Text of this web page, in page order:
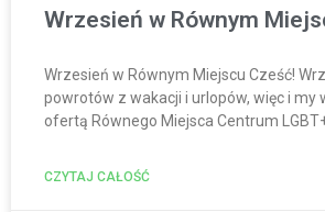
Wrzesień w Równym
Wrzesień w Równym Miejscu Cześć!
powrotów z wakacji i urlopów, więc i my
ofertą Równego Miejsca Centrum
CZYTAJ CAŁOŚĆ